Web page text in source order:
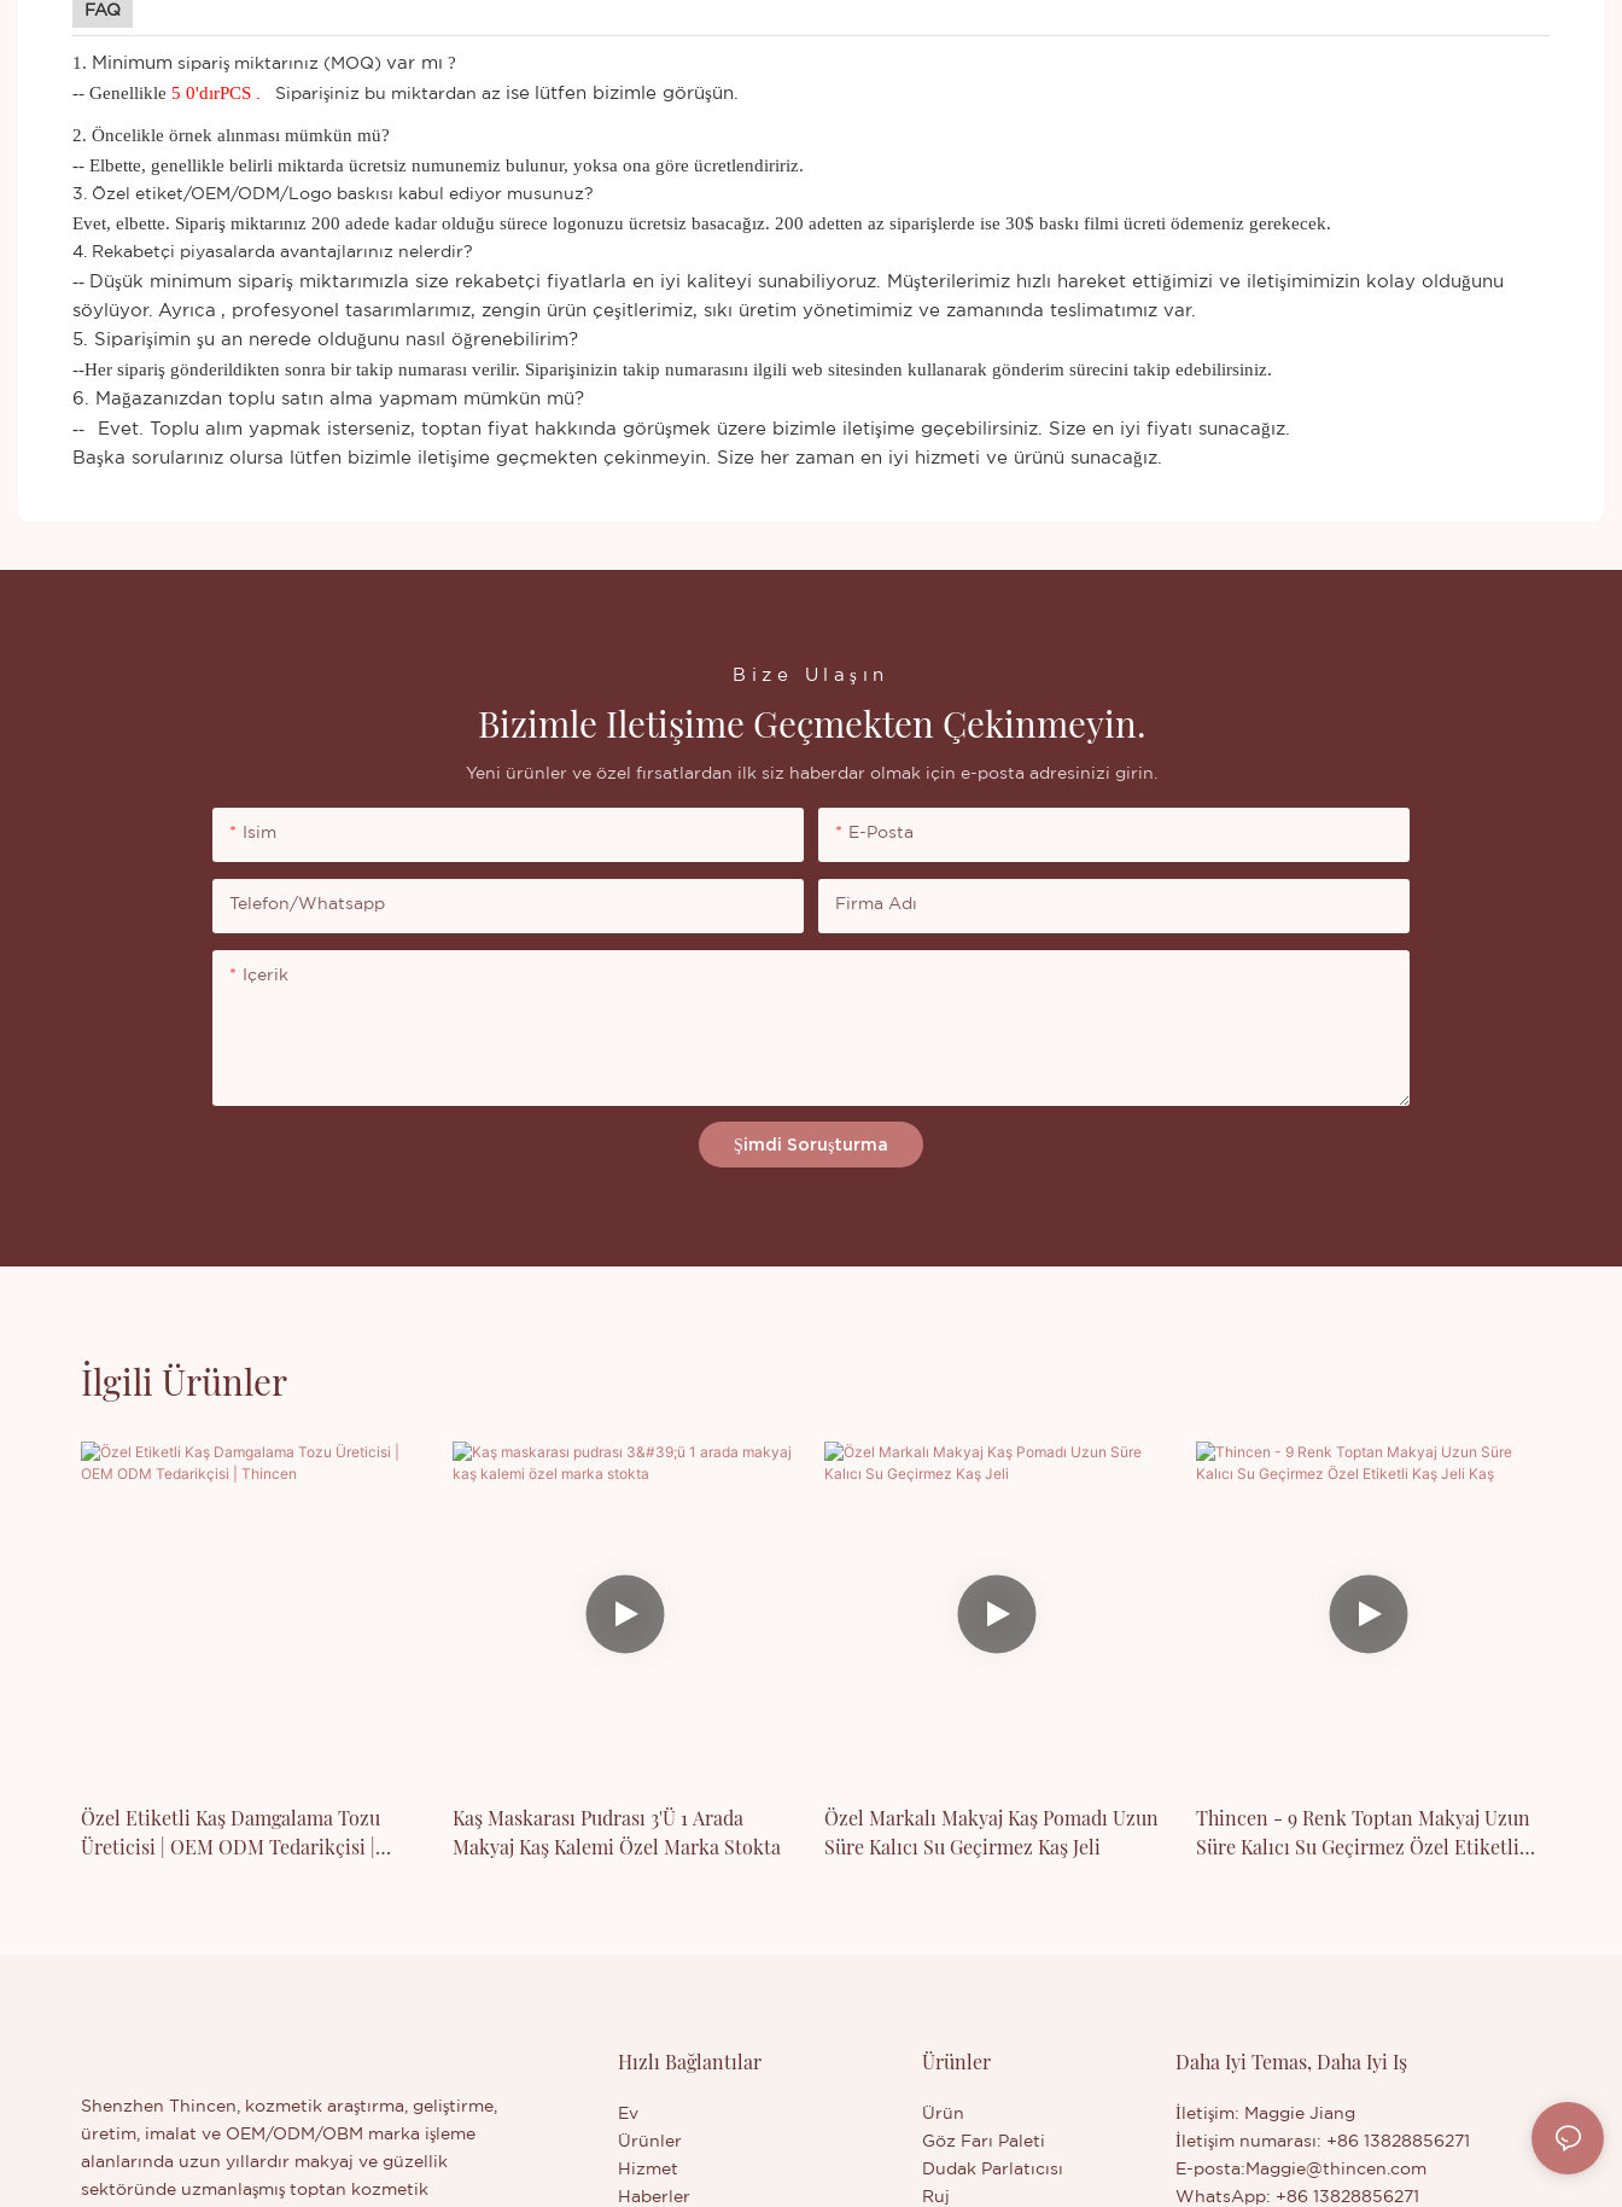
FAQ
1. Minimum sipariş miktarınız (MOQ) var mı ?
-- Genellikle 5 0'dırPCS Siparişiniz bu miktardan az ise lütfen bizimle görüşün.
2. Öncelikle örnek alınması mümkün mü?
-- Elbette, genellikle belirli miktarda ücretsiz numunemiz bulunur, yoksa ona göre ücretlendiririz.
3. Özel etiket/OEM/ODM/Logo baskısı kabul ediyor musunuz?
Evet, elbette. Sipariş miktarınız 200 adede kadar olduğu sürece logonuzu ücretsiz basacağız. 200 adetten az siparişlerde ise 30$ baskı filmi ücreti ödemeniz gerekecek.
4. Rekabetçi piyasalarda avantajlarınız nelerdir?
--
Düşük minimum sipariş miktarımızla size rekabetçi fiyatlarla en iyi kaliteyi sunabiliyoruz. Müşterilerimiz hızlı hareket ettiğimizi ve iletişimimizin kolay olduğunu
söylüyor.
Ayrıca
, profesyonel tasarımlarımız, zengin ürün çeşitlerimiz, sıkı üretim yönetimimiz ve zamanında teslimatımız var.
5. Siparişimin şu an nerede olduğunu nasıl öğrenebilirim?
--Her sipariş gönderildikten sonra bir takip numarası verilir. Siparişinizin takip numarasını ilgili web sitesinden kullanarak gönderim sürecini takip edebilirsiniz.
6. Mağazanızdan toplu satın alma yapmam mümkün mü?
--
Evet. Toplu alım yapmak isterseniz, toptan fiyat hakkında görüşmek üzere bizimle iletişime geçebilirsiniz. Size en iyi fiyatı sunacağız.
Başka sorularınız olursa lütfen bizimle iletişime geçmekten çekinmeyin. Size her zaman en iyi hizmeti ve ürünü sunacağız.
Bize Ulaşın
Bizimle Iletişime Geçmekten Çekinmeyin.
Yeni ürünler ve özel fırsatlardan ilk siz haberdar olmak için e-posta adresinizi girin.
Isim E-Posta
Telefon/whatsapp Firma Adı
Içerik
Şimdi Soruşturma
İlgili Ürünler
Özel Etiketli Kaş Damgalama Tozu
Üreticisi | OEM ODM Tedarikçisi |
Kaş Maskarası Pudrası 3'ü 1 Arada
Makyaj Kaş Kalemi Özel Marka Stokta
Özel Markalı Makyaj Kaş Pomadı Uzun
Süre Kalıcı Su Geçirmez Kaş Jeli
Thincen - 9 Renk Toptan Makyaj Uzun
Süre Kalıcı Su Geçirmez Özel Etiketli
Shenzhen Thincen, kozmetik araştırma, geliştirme,
üretim, imalat ve OEM/ODM/OBM marka işleme
alanlarında uzun yıllardır makyaj ve güzellik
sektöründe uzmanlaşmış toptan kozmetik
Hızlı Bağlantılar
Ev
Ürünler
Hizmet
Haberler
Ürünler
Ürün
Göz Farı Paleti
Dudak Parlatıcısı
Ruj
Daha Iyi Temas, Daha Iyi Iş
İletişim: Maggie Jiang
İletişim numarası: +86 13828856271
E-posta: Maggie@thincen.com
WhatsApp: +86 13828856271